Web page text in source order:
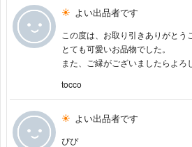
よい出品者です
この度は、お取り引きありがとう
とても可愛いお品物でした。
また、ご縁がございましたらよろ
tocco
よい出品者です
ぴぴ